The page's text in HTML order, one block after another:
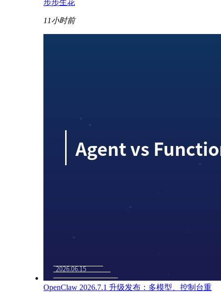
步步生花
11小时前
OpenClaw 2026.7.1 升级发布：多模型、控制台重